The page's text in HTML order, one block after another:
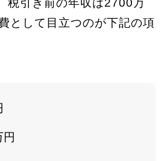
として目立つのが下記の項